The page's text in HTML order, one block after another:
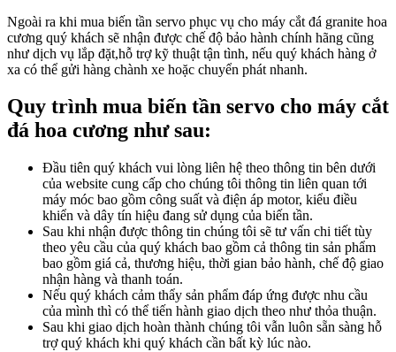
Ngoài ra khi mua biến tần servo phục vụ cho máy cắt đá granite hoa
cương quý khách sẽ nhận được chế độ bảo hành chính hãng cũng
như dịch vụ lắp đặt,hỗ trợ kỹ thuật tận tình, nếu quý khách hàng ở
xa có thể gửi hàng chành xe hoặc chuyển phát nhanh.
Quy trình mua biến tần servo cho máy cắt
đá hoa cương như sau:
Đầu tiên quý khách vui lòng liên hệ theo thông tin bên dưới
của website cung cấp cho chúng tôi thông tin liên quan tới
máy móc bao gồm công suất và điện áp motor, kiểu điều
khiển và dây tín hiệu đang sử dụng của biến tần.
Sau khi nhận được thông tin chúng tôi sẽ tư vấn chi tiết tùy
theo yêu cầu của quý khách bao gồm cả thông tin sản phẩm
bao gồm giá cả, thương hiệu, thời gian bảo hành, chế độ giao
nhận hàng và thanh toán.
Nếu quý khách cảm thẩy sản phẩm đáp ứng được nhu cầu
của mình thì có thể tiến hành giao dịch theo như thỏa thuận.
Sau khi giao dịch hoàn thành chúng tôi vẫn luôn sẵn sàng hỗ
trợ quý khách khi quý khách cần bất kỳ lúc nào.